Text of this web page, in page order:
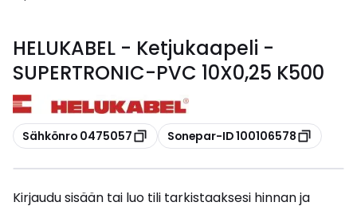
HELUKABEL - Ketjukaapeli -
SUPERTRONIC-PVC 10X0,25 K500
Kopioi
Sähkönro 0475057 Kopioi
Sonepar-ID 100106578
Kirjaudu sisään tai luo tili tarkistaaksesi hinnan ja